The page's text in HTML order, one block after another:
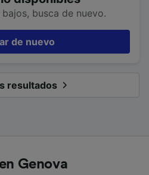
busca de nuevo.
de nuevo
resultados
Genova